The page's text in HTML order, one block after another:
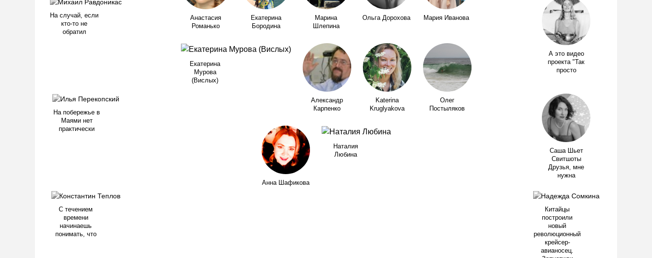
Анастасия
Романько
Екатерина
Бородина
Марина
Шлепина
Ольга Дорохова Мария Иванова
Екатерина
Мурова
(Вислых)
Александр
Карпенко
Katerina
Kruglyakova
Олег
Постыляков
Анна Шафикова
Наталия
Любина
На случай, если
кто-то не
обратил
На побережье в
Маями нет
практически
С течением
времени
начинаешь
понимать, что
А это видео
проекта "Так
просто
Саша Шьет
Свитшоты
Друзья, мне
нужна
Китайцы
построили
новый
революционный
крейсер-
авианосец.